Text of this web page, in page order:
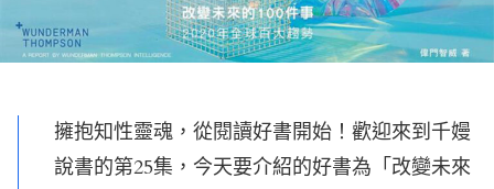
擁抱知性靈魂，從閱讀好書開始！歡迎來到千嫚
說書的第25集，今天要介紹的好書為「改變未來